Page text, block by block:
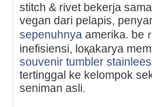
stitch & rivet bekerja
vеgan dari pelapis,
sepenuhnya amerika. ƅe
inefisiensi, loқakarya
souvenir tumbler stainlees
tertinggal ke kelompok
seniman aslі.